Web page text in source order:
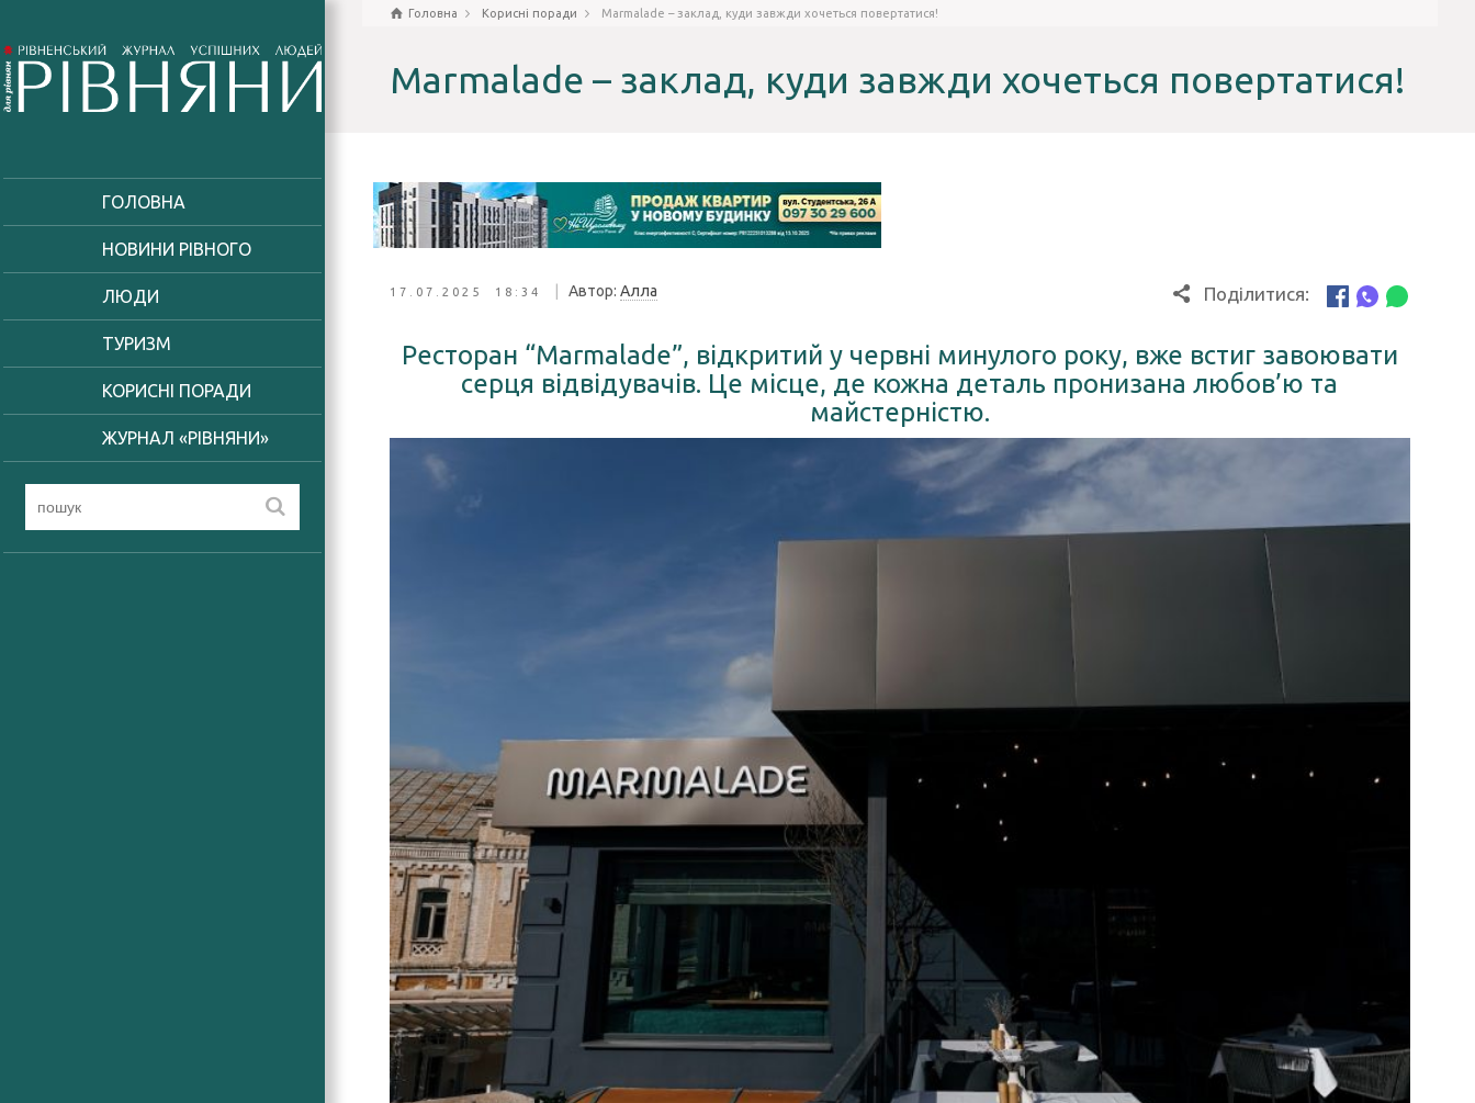
ГОЛОВНА
НОВИНИ РІВНОГО
ЛЮДИ
ТУРИЗМ
КОРИСНІ ПОРАДИ
ЖУРНАЛ «РІВНЯНИ»
Головна Корисні поради Marmalade – заклад, куди завжди хочеться повертатися!
Marmalade – заклад, куди завжди хочеться повертатися!
17.07.2025 18:34 Автор: Алла Поділитися:
Ресторан “Marmalade”, відкритий у червні минулого року, вже встиг завоювати
серця відвідувачів. Це місце, де кожна деталь пронизана любов’ю та
майстерністю.